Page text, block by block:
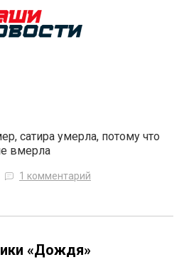
сатира умерла, потому что
вмерла
1 комментарий
«Дождя»